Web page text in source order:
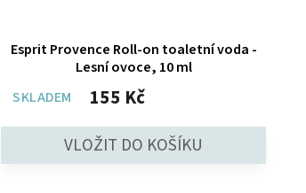
Esprit Provence Roll-on toaletní voda -
Lesní ovoce, 10 ml
SKLADEM
155 Kč